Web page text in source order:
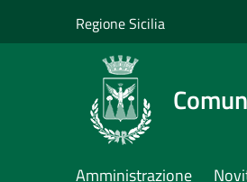
Regione Sicilia
Amministrazione